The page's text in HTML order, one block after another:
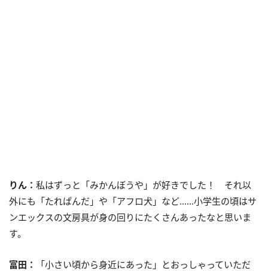
りん： 私はずっと「みかんぼうや」が好きでした！ それ以
外にも「たれぱんだ」や「アフロ犬」など……小学生の頃はサ
ンエックスの文房具が身の回りにたくさんあったなと思いま
す。
富田：
「小さい頃から身近にあった」とおっしゃっていただ